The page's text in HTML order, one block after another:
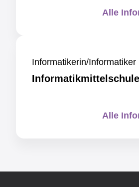
Alle
Informatikerin/Informatiker
Alle